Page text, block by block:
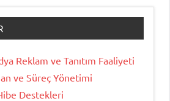
Reklam ve Tanıtım Faaliyeti
ve Süreç Yönetimi
Destekleri